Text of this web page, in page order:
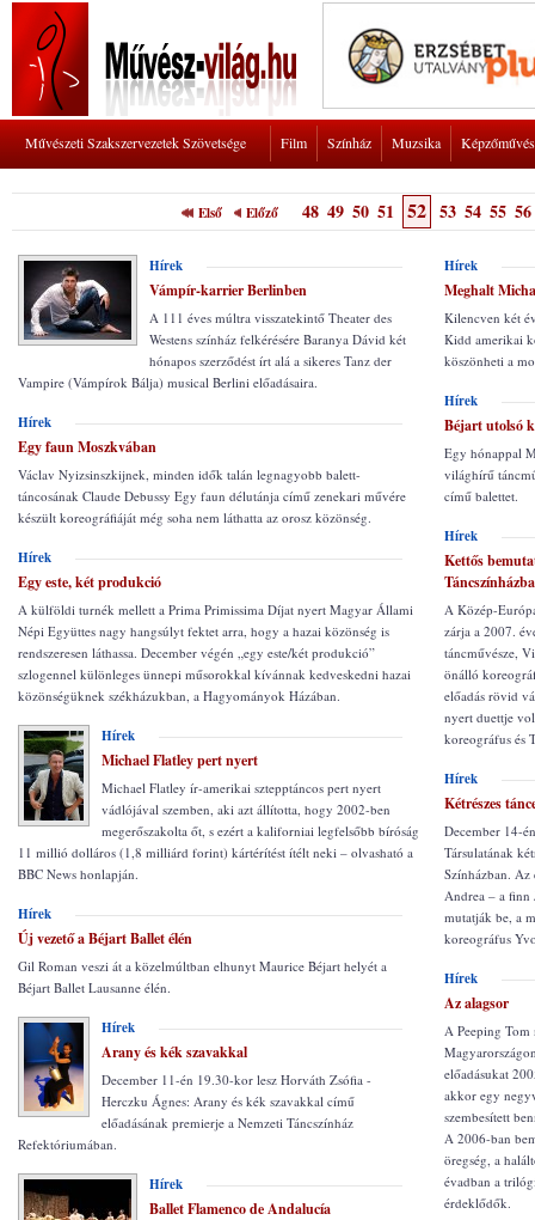
Művészeti Szakszervezetek Szövetsége Film Színház Muzsika
Első Előző 48 49 50 51 52 53 54 55 56
Hírek
Vámpír-karrier Berlinben
A 111 éves múltra visszatekintő Theater des
Westens színház felkérésére Baranya Dávid két
hónapos szerződést írt alá a sikeres Tanz der
Vampire (Vámpírok Bálja) musical Berlini előadásaira.
Hírek
Egy faun Moszkvában
Václav Nyizsinszkijnek, minden idők talán legnagyobb balett-
táncosának Claude Debussy Egy faun délutánja című zenekari művére
készült koreográfiáját még soha nem láthatta az orosz közönség.
Hírek
Egy este, két produkció
A külföldi turnék mellett a Prima Primissima Díjat nyert Magyar Állami
Népi Együttes nagy hangsúlyt fektet arra, hogy a hazai közönség is
rendszeresen láthassa. December végén „egy este/két produkció”
szlogennel különleges ünnepi műsorokkal kívánnak kedveskedni hazai
közönségüknek székházukban, a Hagyományok Házában.
Hírek
Michael Flatley pert nyert
Michael Flatley ír-amerikai sztepptáncos pert nyert
vádlójával szemben, aki azt állította, hogy 2002-ben
megerőszakolta őt, s ezért a kaliforniai legfelsőbb bíróság
11 millió dolláros (1,8 milliárd forint) kártérítést ítélt neki – olvasható a
BBC News honlapján.
Hírek
Új vezető a Béjart Ballet élén
Gil Roman veszi át a közelmúltban elhunyt Maurice Béjart helyét a
Béjart Ballet Lausanne élén.
Hírek
Arany és kék szavakkal
December 11-én 19.30-kor lesz Horváth Zsófia -
Herczku Ágnes: Arany és kék szavakkal című
előadásának premierje a Nemzeti Táncszínház
Refektóriumában.
Hírek
Ballet Flamenco de Andalucía
Hírek
Meghalt
Kilencven két
Kidd amerikai
köszönheti a
Hírek
Béjart utolsó
Egy hónappal
világhírű
című balettet.
Hírek
Kettős
A Közép-
zárja a 2007.
táncművésze,
önálló
előadás rövid
nyert duettje
koreográfus és
Hírek
Kétrészes
December 14-
Társulatának
Színházban. Az
Andrea – a finn
mutatják be, a
koreográfus
Hírek
Az alagsor
A Peeping Tom
előadásukat
akkor egy
szembesített
A 2006-ban
öregség, a
évadban a
érdeklődők.